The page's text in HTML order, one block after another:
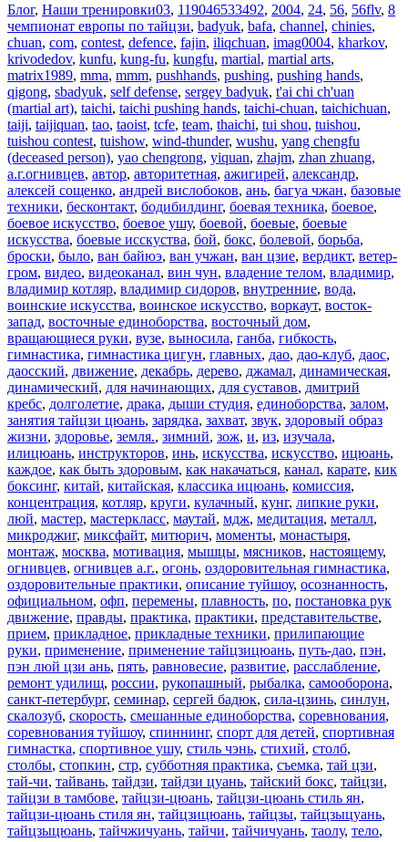
Блог, Наши тренировки03, 119046533492, 2004, 24, 56, 56flv, 8
чемпионат европы по тайцзи, badyuk, bafa, channel, chinies,
chuan, com, contest, defence, fajin, iliqchuan, imag0004, kharkov,
krivodedov, kunfu, kung-fu, kungfu, martial, martial arts,
matrix1989, mma, mmm, pushhands, pushing, pushing hands,
qigong, sbadyuk, self defense, sergey badyuk, t'ai chi ch'uan
(martial art), taichi, taichi pushing hands, taichi-chuan, taichichuan,
taiji, taijiquan, tao, taoist, tcfe, team, thaichi, tui shou, tuishou,
tuishou contest, tuishow, wind-thunder, wushu, yang chengfu
(deceased person), yao chengrong, yiquan, zhajm, zhan zhuang,
а.г.огнивцев, автор, авторитетная, ажигирей, александр,
алексей сощенко, андрей вислобоков, ань, багуа чжан, базовые
техники, бесконтакт, бодибилдинг, боевая техника, боевое,
боевое искусство, боевое ушу, боевой, боевые, боевые
искусства, боевые исскуства, бой, бокс, болевой, борьба,
броски, было, ван байюэ, ван учжан, ван цзие, вердикт, ветер-
гром, видео, видеоканал, вин чун, владение телом, владимир,
владимир котляр, владимир сидоров, внутренние, вода,
воинские искусства, воинское искусство, воркаут, восток-
запад, восточные единоборства, восточный дом,
вращающиеся руки, вузе, выносила, ганба, гибкость,
гимнастика, гимнастика цигун, главных, дао, дао-клуб, даос,
даосский, движение, декабрь, дерево, джамал, динамическая,
динамический, для начинающих, для суставов, дмитрий
кребс, долголетие, драка, дыши студия, единоборства, залом,
занятия тайцзи цюань, зарядка, захват, звук, здоровый образ
жизни, здоровье, земля., зимний, зож, и, из, изучала,
илицюань, инструкторов, инь, искусства, искусство, ицюань,
каждое, как быть здоровым, как накачаться, канал, карате, кик
боксинг, китай, китайская, классика ицюань, комиссия,
концентрация, котляр, круги, кулачный, кунг, липкие руки,
люй, мастер, мастеркласс, маутай, мдж, медитация, металл,
микроджиг, миксфайт, митюрич, моменты, монастыря,
монтаж, москва, мотивация, мышцы, мясников, настоящему,
огнивцев, огнивцев а.г., огонь, оздоровительная гимнастика,
оздоровительные практики, описание туйшоу, осознанность,
официальном, офп, перемены, плавность, по, постановка рук
движение, правды, практика, практики, представительстве,
прием, прикладное, прикладные техники, прилипающие
руки, применение, применение тайцзицюань, путь-дао, пэн,
пэн люй цзи ань, пять, равновесие, развитие, расслабление,
ремонт удилищ, россии, рукопашный, рыбалка, самооборона,
санкт-петербург, семинар, сергей бадюк, сила-цзинь, синлун,
скалозуб, скорость, смешанные единоборства, соревнования,
соревнования туйшоу, спиннинг, спорт для детей, спортивная
гимнастка, спортивное ушу, стиль чэнь, стихий, столб,
столбы, стопкин, стр, субботняя практика, съемка, тай цзи,
тай-чи, тайвань, тайдзи, тайдзи цуань, тайский бокс, тайцзи,
тайцзи в тамбове, тайцзи-цюань, тайцзи-цюань стиль ян,
тайцзи-цюань стиля ян, тайцзицюань, тайцзы, тайцзыцуань,
тайцзыцюань, тайчжичуань, тайчи, тайчичуань, таолу, тело,